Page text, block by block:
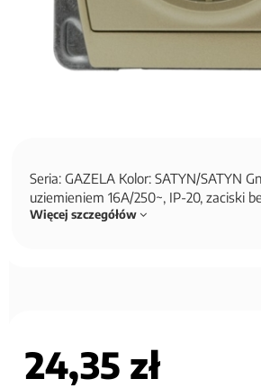
Seria: GAZELA Kolor: SATYN/SATYN
uziemieniem 16A/250~, IP-20, zaciski
Więcej szczegółów
24,35 zł